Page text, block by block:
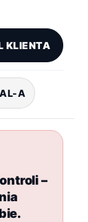
A
KLIENTA
–